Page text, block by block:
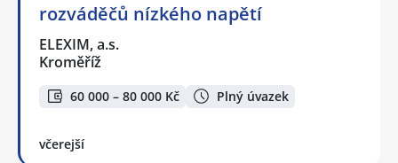
rozváděčů nízkého napětí
ELEXIM, a.s.
Kroměříž
60 000 – 80 000 Kč Plný úvazek
včerejší